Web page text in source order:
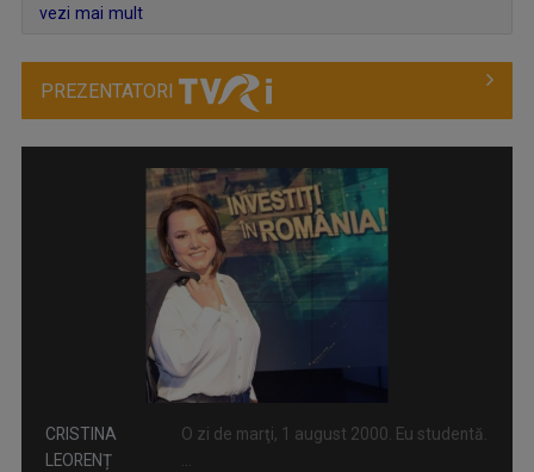
Este principalul program informativ al TVR ...
Una dintre cele mai longevive producţii ale ...
vezi mai mult
PREZENTATORI
BOGDAN STĂNESCU
În 2022, Bogdan Stănescu a fost gazda ...